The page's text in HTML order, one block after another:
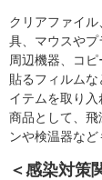
クリアファイ
具、マウスや
周辺機器、コ
貼るフィルム
イテムを取り
商品として、飛
ンや検温器など
＜感染対策